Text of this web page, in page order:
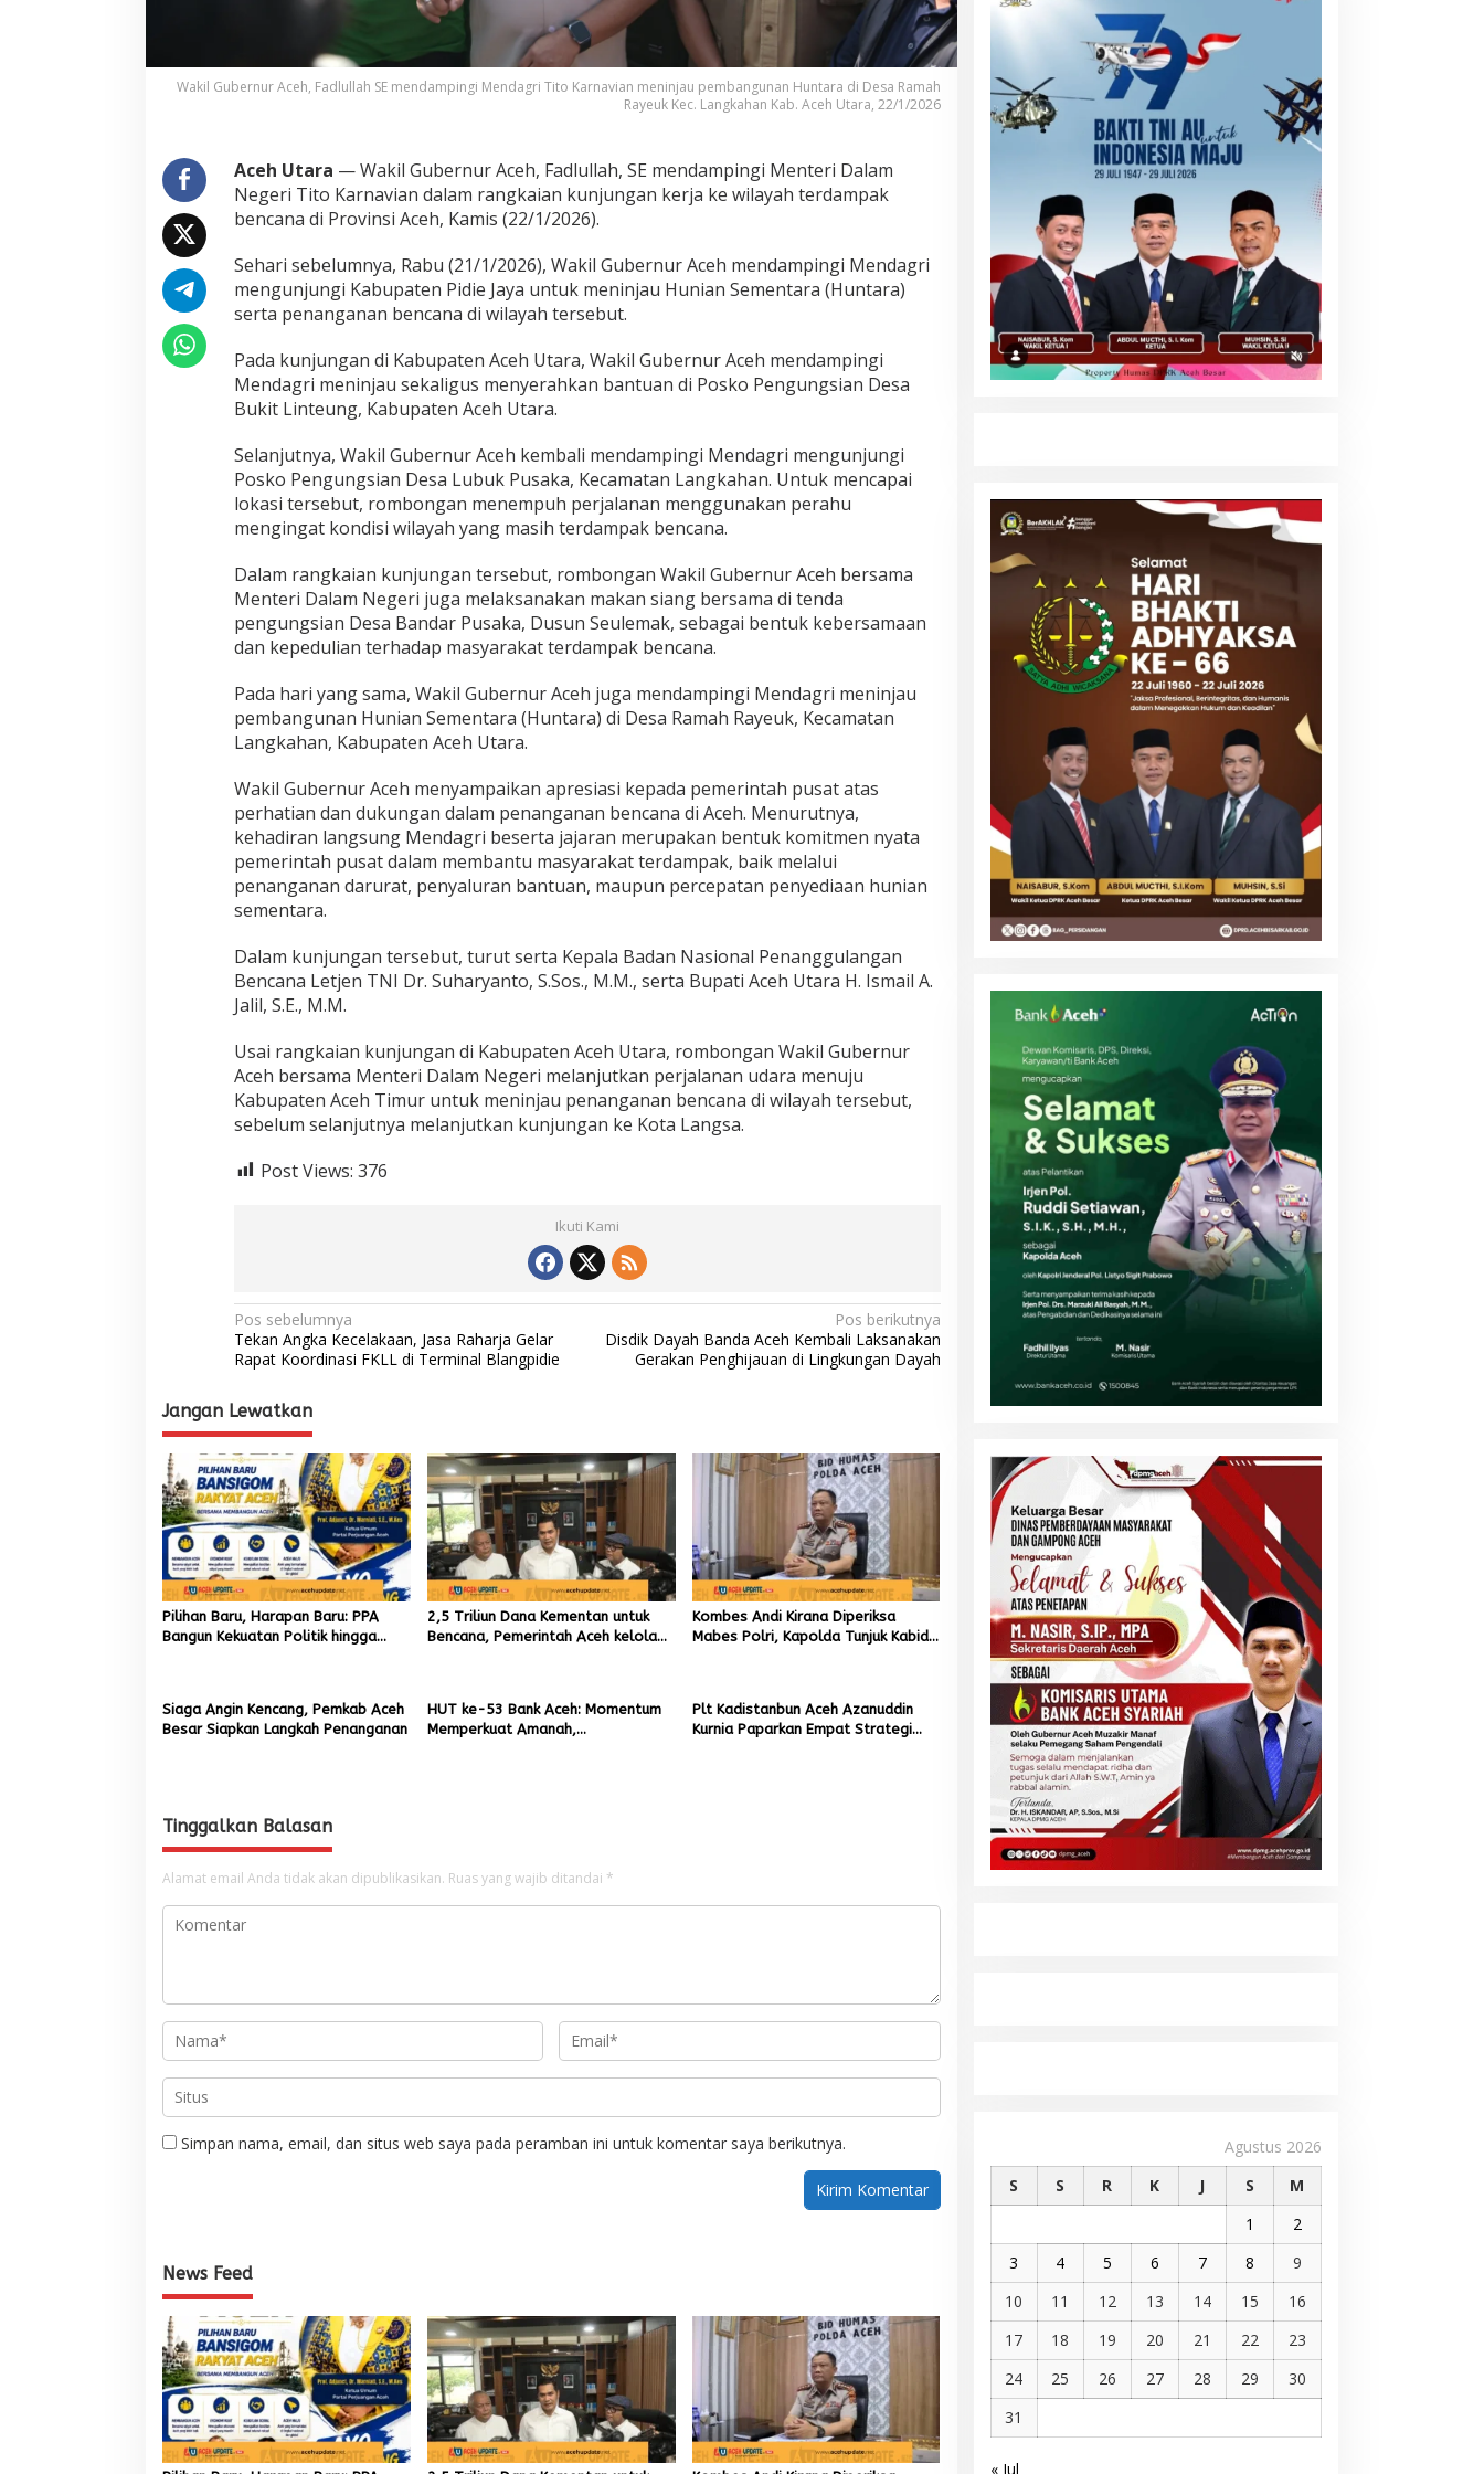
s
P
e
n
g
s
i
n
T
e
r
a
m
p
a
B
e
n
c
a
a
d
i
A
c
h
U
t
a
Wakil Gubernur Aceh, Fadlullah SE mendampingi Mendagri Tito Karnavian meninjau pembangunan Huntara di Desa Ramah
Rayeuk Kec. Langkahan Kab. Aceh Utara, 22/1/2026
Aceh Utara — Wakil Gubernur Aceh, Fadlullah, SE mendampingi Menteri Dalam
Negeri Tito Karnavian dalam rangkaian kunjungan kerja ke wilayah terdampak
bencana di Provinsi Aceh, Kamis (22/1/2026).
Sehari sebelumnya, Rabu (21/1/2026), Wakil Gubernur Aceh mendampingi Mendagri
mengunjungi Kabupaten Pidie Jaya untuk meninjau Hunian Sementara (Huntara)
serta penanganan bencana di wilayah tersebut.
Pada kunjungan di Kabupaten Aceh Utara, Wakil Gubernur Aceh mendampingi
Mendagri meninjau sekaligus menyerahkan bantuan di Posko Pengungsian Desa
Bukit Linteung, Kabupaten Aceh Utara.
Selanjutnya, Wakil Gubernur Aceh kembali mendampingi Mendagri mengunjungi
Posko Pengungsian Desa Lubuk Pusaka, Kecamatan Langkahan. Untuk mencapai
lokasi tersebut, rombongan menempuh perjalanan menggunakan perahu
mengingat kondisi wilayah yang masih terdampak bencana.
Dalam rangkaian kunjungan tersebut, rombongan Wakil Gubernur Aceh bersama
Menteri Dalam Negeri juga melaksanakan makan siang bersama di tenda
pengungsian Desa Bandar Pusaka, Dusun Seulemak, sebagai bentuk kebersamaan
dan kepedulian terhadap masyarakat terdampak bencana.
Pada hari yang sama, Wakil Gubernur Aceh juga mendampingi Mendagri meninjau
pembangunan Hunian Sementara (Huntara) di Desa Ramah Rayeuk, Kecamatan
Langkahan, Kabupaten Aceh Utara.
Wakil Gubernur Aceh menyampaikan apresiasi kepada pemerintah pusat atas
perhatian dan dukungan dalam penanganan bencana di Aceh. Menurutnya,
kehadiran langsung Mendagri beserta jajaran merupakan bentuk komitmen nyata
pemerintah pusat dalam membantu masyarakat terdampak, baik melalui
penanganan darurat, penyaluran bantuan, maupun percepatan penyediaan hunian
sementara.
Dalam kunjungan tersebut, turut serta Kepala Badan Nasional Penanggulangan
Bencana Letjen TNI Dr. Suharyanto, S.Sos., M.M., serta Bupati Aceh Utara H. Ismail A.
Jalil, S.E., M.M.
Usai rangkaian kunjungan di Kabupaten Aceh Utara, rombongan Wakil Gubernur
Aceh bersama Menteri Dalam Negeri melanjutkan perjalanan udara menuju
Kabupaten Aceh Timur untuk meninjau penanganan bencana di wilayah tersebut,
sebelum selanjutnya melanjutkan kunjungan ke Kota Langsa.
Post Views: 376
Ikuti Kami
N
a
i
g
a
s
i
p
o
s
Pos sebelumnya
Tekan Angka Kecelakaan, Jasa Raharja Gelar
Rapat Koordinasi FKLL di Terminal Blangpidie
Pos berikutnya
Disdik Dayah Banda Aceh Kembali Laksanakan
Gerakan Penghijauan di Lingkungan Dayah
Jangan Lewatkan
Pilihan Baru, Harapan Baru: PPA
Bangun Kekuatan Politik hingga
2,5 Triliun Dana Kementan untuk
Bencana, Pemerintah Aceh kelola
Kombes Andi Kirana Diperiksa
Mabes Polri, Kapolda Tunjuk Kabid
Siaga Angin Kencang, Pemkab Aceh
Besar Siapkan Langkah Penanganan
HUT ke-53 Bank Aceh: Momentum
Memperkuat Amanah,
Plt Kadistanbun Aceh Azanuddin
Kurnia Paparkan Empat Strategi
Tinggalkan Balasan
Alamat email Anda tidak akan dipublikasikan. Ruas yang wajib ditandai *
Simpan nama, email, dan situs web saya pada peramban ini untuk komentar saya berikutnya.
News Feed
Agustus 2026
S
S R K J S
M
1
2
3
4 5 6 7 8
9
10
11 12 13 14 15
16
17
18 19 20 21 22
23
24
25 26 27 28 29
30
31
« Jul